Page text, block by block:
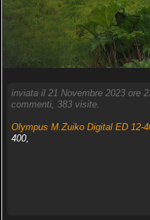
inviata il 21 Novembre 2023 ore
commenti, 383 visite.
Olympus M.Zuiko Digital ED 12-
400,